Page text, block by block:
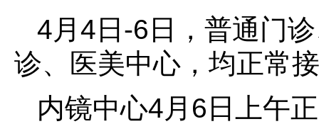
4月4日-6日，普通门
诊、医美中心，均正常
内镜中心4月6日上午